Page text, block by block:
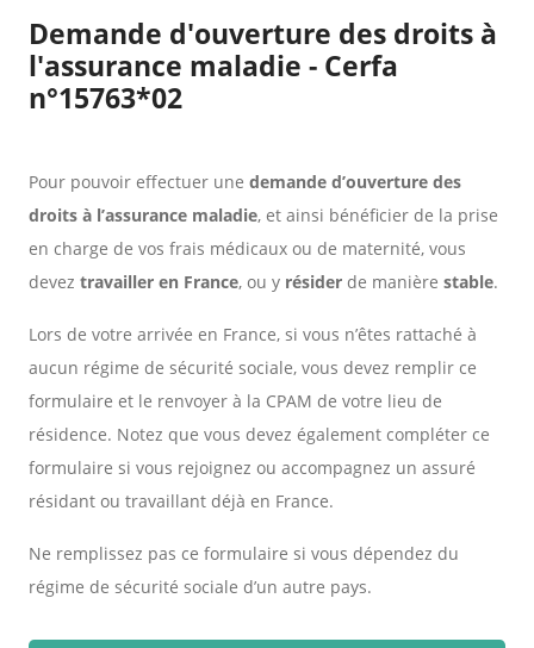
Demande d'ouverture des droits à
l'assurance maladie - Cerfa
n°15763*02
Pour pouvoir effectuer une demande d’ouverture des
droits à l’assurance maladie, et ainsi bénéficier de la prise
en charge de vos frais médicaux ou de maternité, vous
devez travailler en France, ou y résider de manière stable.
Lors de votre arrivée en France, si vous n’êtes rattaché à
aucun régime de sécurité sociale, vous devez remplir ce
formulaire et le renvoyer à la CPAM de votre lieu de
résidence. Notez que vous devez également compléter ce
formulaire si vous rejoignez ou accompagnez un assuré
résidant ou travaillant déjà en France.
Ne remplissez pas ce formulaire si vous dépendez du
régime de sécurité sociale d’un autre pays.